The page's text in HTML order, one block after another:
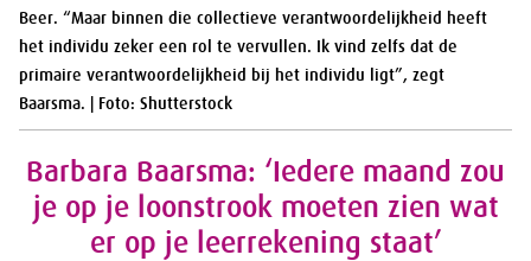
Beer. “Maar binnen die collectieve verantwoordelijkheid heeft
het individu zeker een rol te vervullen. Ik vind zelfs dat de
primaire verantwoordelijkheid bij het individu ligt”, zegt
Baarsma. | Foto: Shutterstock
Barbara Baarsma: ‘Iedere maand zou
je op je loonstrook moeten zien wat
er op je leerrekening staat’